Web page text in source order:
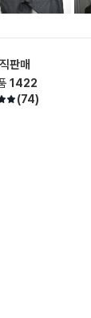
판매
1422
(74)